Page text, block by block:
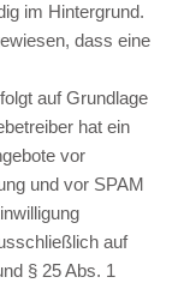
im Hintergrund.
dass eine
auf Grundlage
hat ein
vor
und vor SPAM
auf
§ 25 Abs. 1